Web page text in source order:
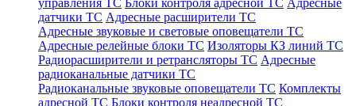
управления ТС Блоки контроля адресной ТС Адресные
датчики ТС Адресные расширители ТС
Адресные звуковые и световые оповещатели ТС
Адресные релейные блоки ТС Изоляторы КЗ линий ТС
Радиорасширители и ретрансляторы ТС Адресные
радиоканальные датчики ТС
Радиоканальные звуковые оповещатели ТС Комплекты
адресной ТС Блоки контроля неадресной ТС